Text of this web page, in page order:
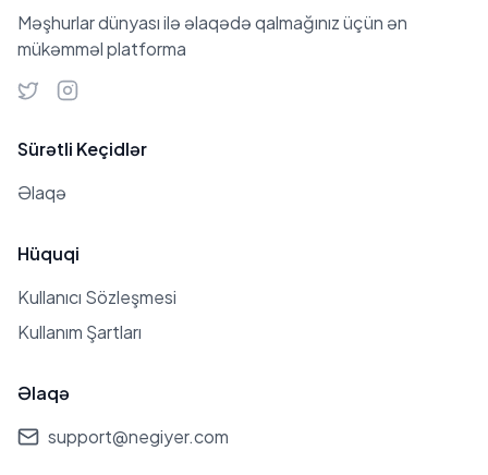
Məşhurlar dünyası ilə əlaqədə qalmağınız üçün ən
mükəmməl platforma
Sürətli Keçidlər
Əlaqə
Hüquqi
Kullanıcı Sözleşmesi
Kullanım Şartları
Əlaqə
support@negiyer.com